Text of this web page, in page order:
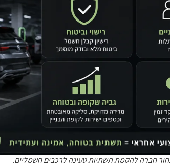
חברה להקמת תשתיות טעינה לרכבים חשמליים.